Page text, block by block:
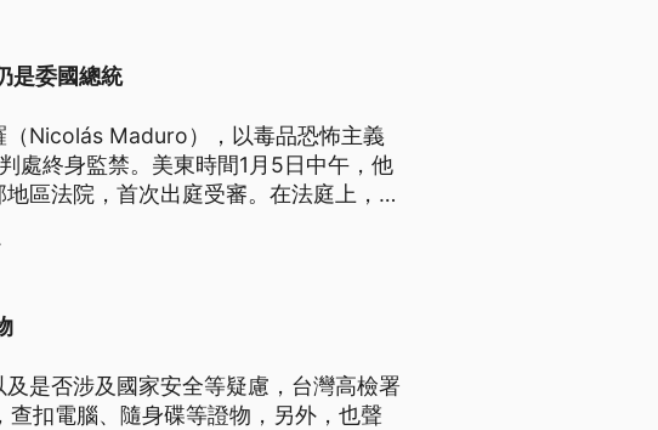
是委國總統
Nicolás Maduro），以毒品恐怖主義
處終身監禁。美東時間1月5日中午，他
區法院，首次出庭受審。在法庭上，馬
是否涉及國家安全等疑慮，台灣高檢署
扣電腦、隨身碟等證物，另外，也聲